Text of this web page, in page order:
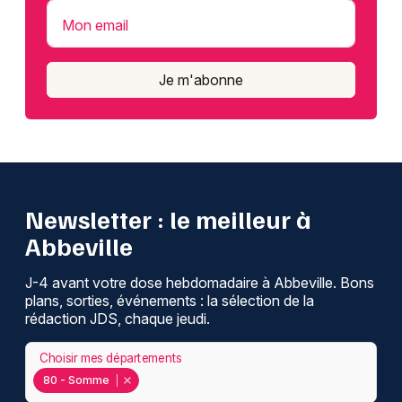
Mon email
Je m'abonne
Newsletter : le meilleur à
Abbeville
J-4 avant votre dose hebdomadaire à Abbeville. Bons
plans, sorties, événements : la sélection de la
rédaction JDS, chaque jeudi.
80 - Somme
Choisir mes départements